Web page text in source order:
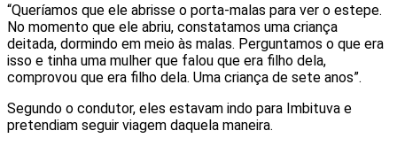
“Queríamos que ele abrisse o porta-malas para ver o estepe.
No momento que ele abriu, constatamos uma criança
deitada, dormindo em meio às malas. Perguntamos o que era
isso e tinha uma mulher que falou que era filho dela,
comprovou que era filho dela. Uma criança de sete anos”.
Segundo o condutor, eles estavam indo para Imbituva e
pretendiam seguir viagem daquela maneira.